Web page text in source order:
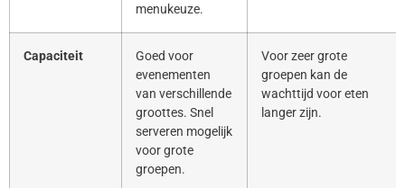
menukeuze.
Capaciteit
Goed voor
evenementen
van verschillende
groottes. Snel
serveren mogelijk
voor grote
groepen.
Voor zeer grote
groepen kan de
wachttijd voor eten
langer zijn.